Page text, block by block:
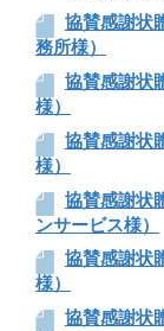
協賛感謝状
務所様）
協賛感謝状
様）
協賛感謝状
様）
協賛感謝状
ンサービス様）
協賛感謝状
様）
協賛感謝状